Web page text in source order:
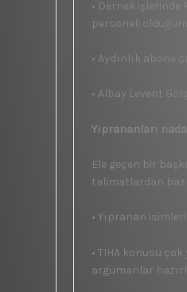
• Dernek
personeli
• Aydınlık abone
• Albay Levent
Yıprananları
Ele geçen bir
talimatlardan
• Yıpranan
• TIHA konusu
argümanlar